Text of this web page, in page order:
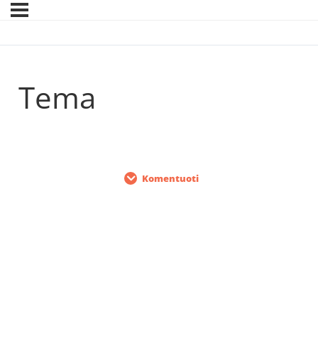
Tema
Komentuoti